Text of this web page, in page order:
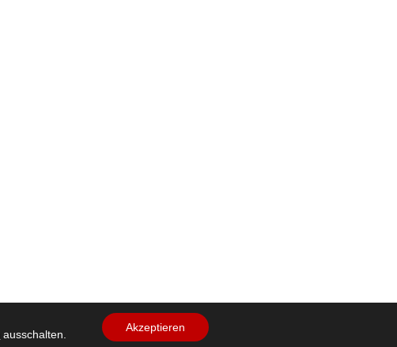
ausschalten.
Akzeptieren